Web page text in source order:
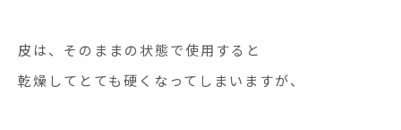
皮は、そのままの状態で使用すると
乾燥してとても硬くなってしまいますが、